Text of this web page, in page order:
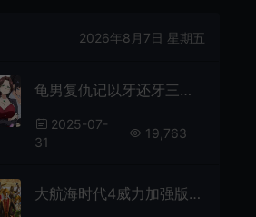
2026年8月7日 星期五
龟男复仇记以牙还牙三倍奉还(The Cheated Mans Revenge)剧情驱动视觉小说游戏|下载
2025-07-
31
19,763
大航海时代4威力加强版套装(Uncharted Waters IV HD Version)航海策略游戏|下载